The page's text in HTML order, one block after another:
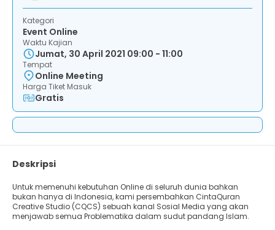
Kategori
Event Online
Waktu Kajian
Jumat, 30 April 2021 09:00 - 11:00
Tempat
Online Meeting
Harga Tiket Masuk
Gratis
Deskripsi
Untuk memenuhi kebutuhan Online di seluruh dunia bahkan
bukan hanya di Indonesia, kami persembahkan CintaQuran
Creative Studio (CQCS) sebuah kanal Sosial Media yang akan
menjawab semua Problematika dalam sudut pandang Islam.